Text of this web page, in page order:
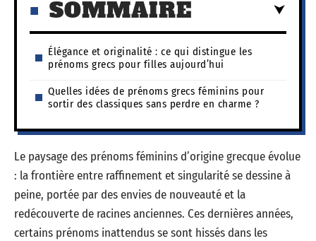
SOMMAIRE
Élégance et originalité : ce qui distingue les
prénoms grecs pour filles aujourd’hui
Quelles idées de prénoms grecs féminins pour
sortir des classiques sans perdre en charme ?
Le paysage des prénoms féminins d’origine grecque évolue
: la frontière entre raffinement et singularité se dessine à
peine, portée par des envies de nouveauté et la
redécouverte de racines anciennes. Ces dernières années,
certains prénoms inattendus se sont hissés dans les